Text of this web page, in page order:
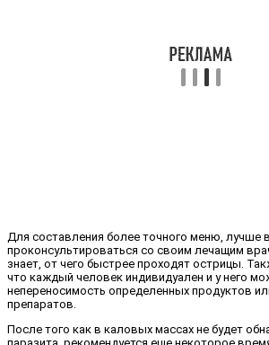
Для составления более точного меню, лучше
проконсультироваться со своим лечащим
знает, от чего быстрее проходят острицы.
что каждый человек индивидуален и у него
непереносимость определенных продуктов
препаратов.
После того как в каловых массах не будет